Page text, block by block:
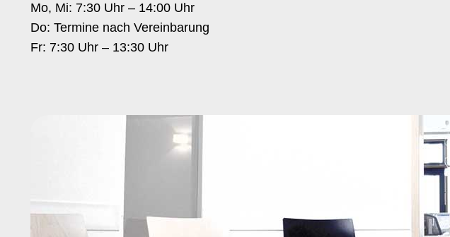
Mo, Mi: 7:30 Uhr – 14:00 Uhr
Do: Termine nach Vereinbarung
Fr: 7:30 Uhr – 13:30 Uhr